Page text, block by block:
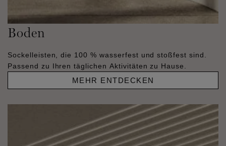
Boden
Sockelleisten, die 100 % wasserfest und stoßfest sind.
Passend zu Ihren täglichen Aktivitäten zu Hause.
MEHR ENTDECKEN